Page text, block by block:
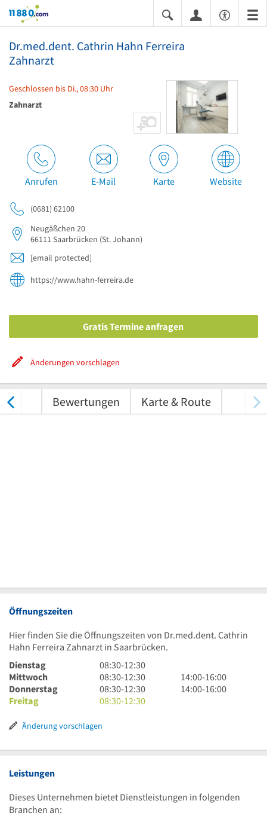
11880.com
Dr.med.dent. Cathrin Hahn Ferreira
Zahnarzt
Geschlossen bis Di., 08:30 Uhr
Zahnarzt
Anrufen E-Mail Karte Website
(0681) 62100
Neugäßchen 20
66111Saarbrücken (St. Johann)
[email protected]
https://www.hahn-ferreira.de
Gratis Termine anfragen
Änderungen vorschlagen
Bewertungen Karte & Route
Öffnungszeiten
Hier finden Sie die Öffnungszeiten von Dr.med.dent. Cathrin
Hahn Ferreira Zahnarzt in Saarbrücken.
Dienstag
8
Uhr
30
bis
Uhr
08:30-12:30
Mittwoch
8
Uhr
30
12
30
08:30-12:30
14
Uhr
14:00-16:00
Donnerstag
8
Uhr
bis
Uhr
08:30-12:30
14
14:00-16:00
Freitag
8
30
12
08:30-12:30
Änderung vorschlagen
Leistungen
Dieses Unternehmen bietet Dienstleistungen in folgenden
Branchen an: